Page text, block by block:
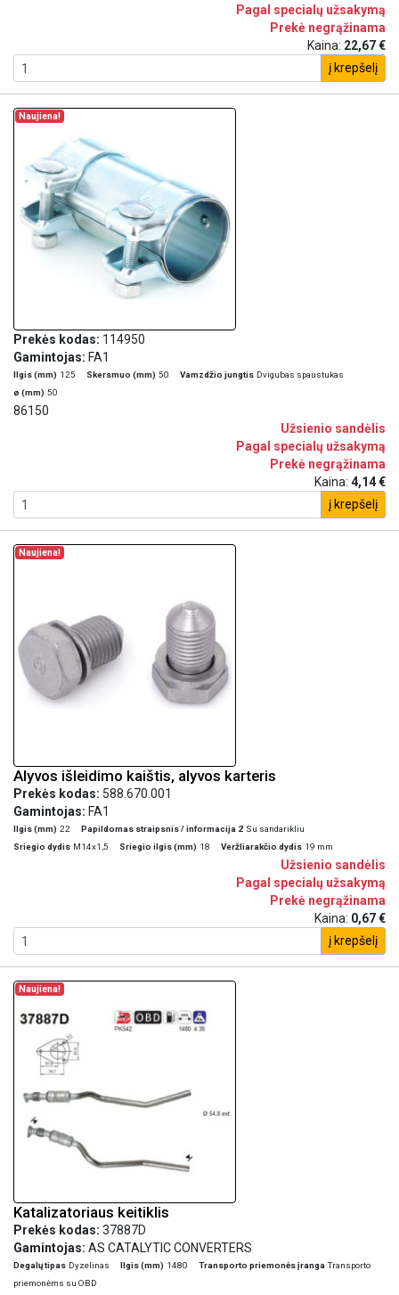
Pagal specialų užsakymą
Prekė negrąžinama
Kaina: 22,67 €
į krepšelį
Naujiena!
Prekės kodas: 114950
Gamintojas: FA1
Ilgis (mm) 125 Skersmuo (mm) 50 Vamzdžio jungtis Dvigubas spaustukas
ø (mm) 50
86150
Užsienio sandėlis
Pagal specialų užsakymą
Prekė negrąžinama
Kaina: 4,14 €
į krepšelį
Naujiena!
Alyvos išleidimo kaištis, alyvos karteris
Prekės kodas: 588.670.001
Gamintojas: FA1
Ilgis (mm) 22 Papildomas straipsnis / informacija 2 Su sandarikliu
Sriegio dydis M14x1,5 Sriegio ilgis (mm) 18 Veržliarakčio dydis 19 mm
Užsienio sandėlis
Pagal specialų užsakymą
Prekė negrąžinama
Kaina: 0,67 €
į krepšelį
Naujiena!
Katalizatoriaus keitiklis
Prekės kodas: 37887D
Gamintojas: AS CATALYTIC CONVERTERS
Degalų tipas Dyzelinas Ilgis (mm) 1480 Transporto priemonės įranga Transporto
priemonėms su OBD